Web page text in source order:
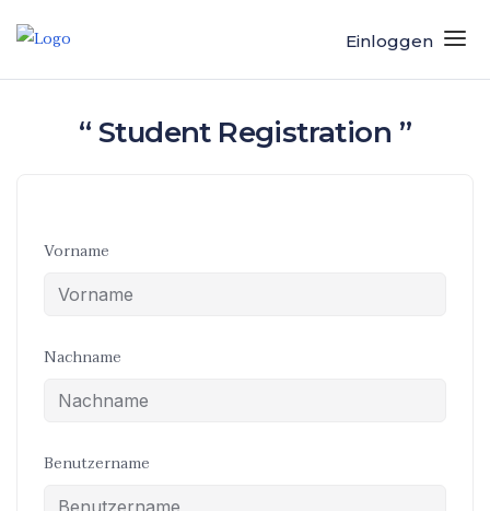
Einloggen
“ Student Registration ”
Vorname
Nachname
Benutzername